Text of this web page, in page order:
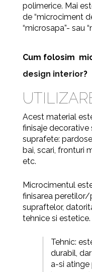
polimerice. Mai
de “microciment
“microsapa”- sau
Cum folosim
design interior?
Acest material
finisaje
suprafete:
bai, scari, fronturi
etc.
Microcimentul
finisarea
supraftelor,
tehnice si estetice.
Tehnic:
durabil,
a-si